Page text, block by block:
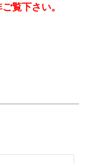
覧下さい。